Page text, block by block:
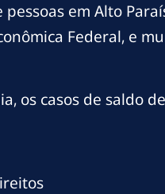
em Alto
Federal, e
os casos de saldo